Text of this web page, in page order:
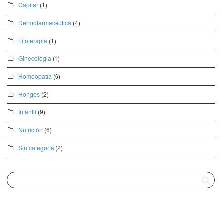
Capilar (1)
Dermofarmaceútica (4)
Fitoterapia (1)
Ginecologia (1)
Homeopatía (6)
Hongos (2)
Infantil (9)
Nutrición (6)
Sin categoría (2)